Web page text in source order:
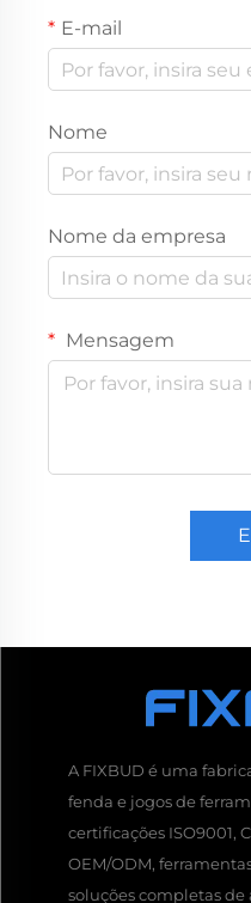
E-mail
Nome
Nome da empresa
Mensagem
A FIXBUD é uma
fenda e jogos de
certificações ISO9001,
OEM/ODM,
soluções completas